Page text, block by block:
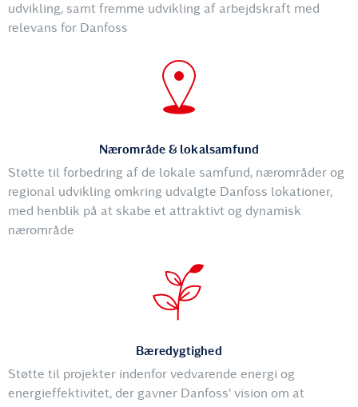
udvikling, samt fremme udvikling af arbejdskraft med
relevans for Danfoss
Nærområde & lokalsamfund
Støtte til forbedring af de lokale samfund, nærområder og
regional udvikling omkring udvalgte Danfoss lokationer,
med henblik på at skabe et attraktivt og dynamisk
nærområde
Bæredygtighed
Støtte til projekter indenfor vedvarende energi og
energieffektivitet, der gavner Danfoss' vision om at